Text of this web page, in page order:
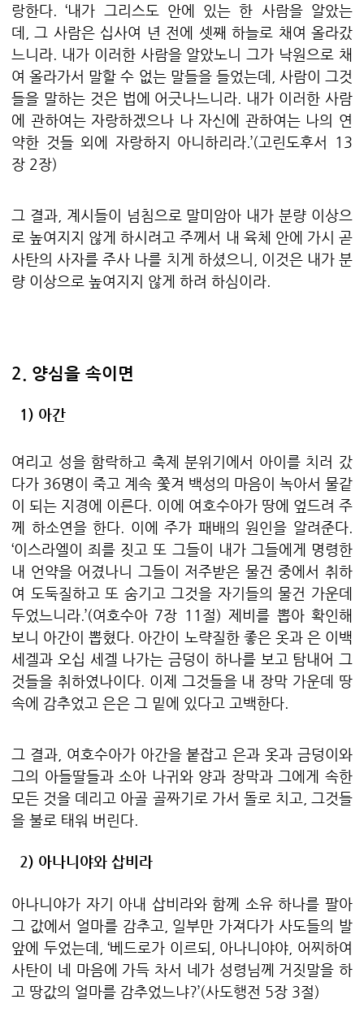
랑한다 . ‘내가 그리스도 안에 있는 한 사람을 알았는
데
그 사람은 십사여 년 전에 셋째 하늘로 채여 올라갔
느니라
내가 이러한 사람을 알았노니 그가 낙원으로 채
여 올라가서 말할 수 없는 말들을 들었는데
사람이 그것
들을 말하는 것은 법에 어긋나느니라
내가 이러한 사람
에 관하여는 자랑하겠으나 나 자신에 관하여는 나의 연
약한 것들 외에 자랑하지 아니하리라 .’(고린도후서 13
장 2장)
그 결과, 계시들이 넘침으로 말미암아 내가 분량 이상으
로 높여지지 않게 하시려고 주께서 내 육체 안에 가시 곧
사탄의 사자를 주사 나를 치게 하셨으니
이것은 내가 분
량 이상으로 높여지지 않게 하려 하심이라
2. 양심을 속이면
1) 아간
여리고 성을 함락하고 축제 분위기에서 아이를 치러 갔
다가 36명이 죽고 계속 쫓겨 백성의 마음이 녹아서 물같
이 되는 지경에 이른다 이에 여호수아가 땅에 엎드려 주
께 하소연을 한다
이에 주가 패배의 원인을 알려준다
‘이스라엘이 죄를 짓고 또 그들이 내가 그들에게 명령한
내 언약을 어겼나니 그들이 저주받은 물건 중에서 취하
여 도둑질하고 또 숨기고 그것을 자기들의 물건 가운데
두었느니라 .’(여호수아 7장 11 절)제비를 뽑아 확인해
보니 아간이 뽑혔다 아간이 노략질한 좋은 옷과 은 이백
세겔과 오십 세겔 나가는 금덩이 하나를 보고 탐내어 그
것들을 취하였나이다. 이제 그것들을 내 장막 가운데 땅
속에 감추었고 은은 그 밑에 있다고 고백한다
그 결과, 여호수아가 아간을 붙잡고 은과 옷과 금덩이와
그의 아들딸들과 소아 나귀와 양과 장막과 그에게 속한
모든 것을 데리고 아골 골짜기로 가서 돌로 치고
그것들
을 불로 태워 버린다
2) 아나니야와 삽비라
아나니야가 자기 아내 삽비라와 함께 소유 하나를 팔아
그 값에서 얼마를 감추고
일부만 가져다가 사도들의 발
앞에 두었는데 , ‘베드로가 이르되 아나니야야 어찌하여
사탄이 네 마음에 가득 차서 네가 성령님께 거짓말을 하
고 땅값의 얼마를 감추었느냐?’(사도행전 5장 3절)